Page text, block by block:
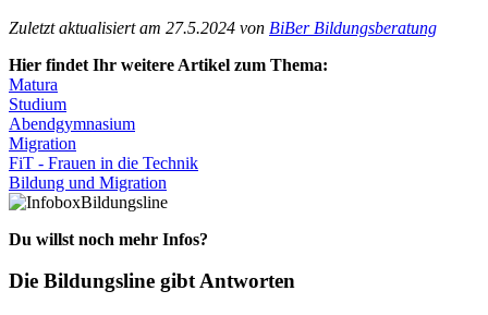
Zuletzt aktualisiert am 27.5.2024 von BiBer Bildungsberatung
Hier findet Ihr weitere Artikel zum Thema:
Matura
Studium
Abendgymnasium
Migration
FiT - Frauen in die Technik
Bildung und Migration
Bildungsline
Du willst noch mehr Infos?
Die Bildungsline gibt Antworten